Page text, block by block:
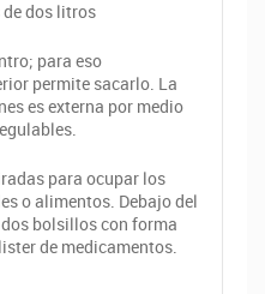
dos litros
para eso
permite sacarlo. La
es externa por medio
para ocupar los
o alimentos. Debajo del
bolsillos con forma
de medicamentos.